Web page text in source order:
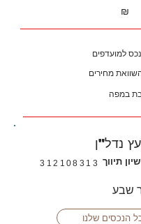
₪
למועדפים
מחירים
במפה
נדל"ן
312108313 תיווך
שבע
הנכסים שלנו